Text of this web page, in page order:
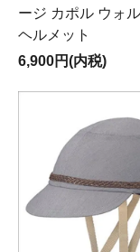
ージ カポル ウォ
ヘルメット
6,900円(内税)